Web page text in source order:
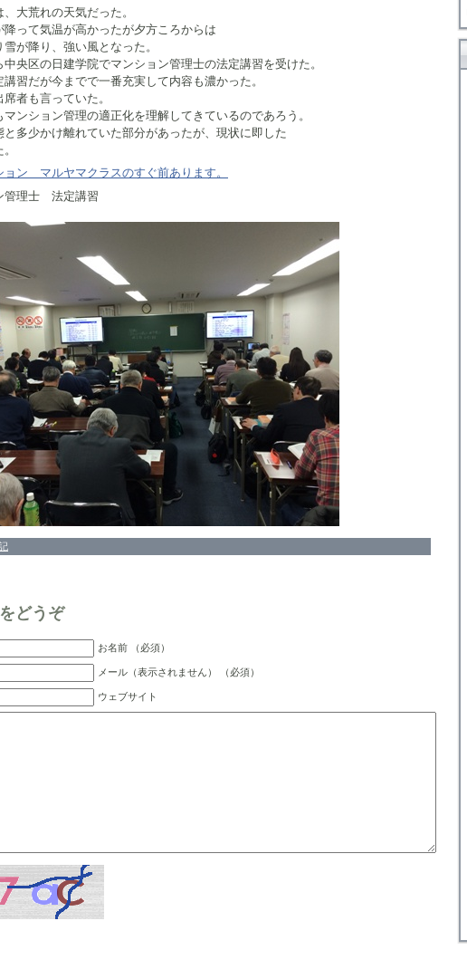
大荒れの天気だった。
降って気温が高かったが夕方ころからは
が降り、強い風となった。
央区の日建学院でマンション管理士の法定講習を受けた。
講習だが今までで一番充実して内容も濃かった。
者も言っていた。
マンション管理の適正化を理解してきているのであろう。
と多少かけ離れていた部分があったが、現状に即した
ョン マルヤマクラスのすぐ前あります。
管理士 法定講習
どうぞ
お名前 （必須）
メール（表示されません） （必須）
ウェブサイト